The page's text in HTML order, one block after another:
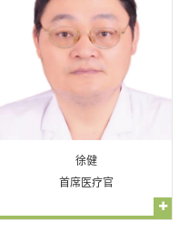
徐健
首席医疗官